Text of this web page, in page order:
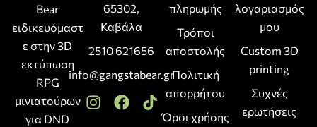
Bear
ειδικευόμαστ
ε στην 3D
εκτύπωση
RPG
μινιατούρων
για DND
65302,
Καβάλα
2510 621656
info@gangstabear.gr
πληρωμής
Τρόποι
αποστολής
Πολιτική
απορρήτου
Όροι χρήσης
λογαριασμός
μου
Custom 3D
printing
Συχνές
ερωτήσεις